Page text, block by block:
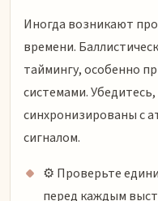
Иногда возникают
времени.
таймингу, особенно
системами.
синхронизированы с
сигналом.
⚙️ Проверьте
перед каждым